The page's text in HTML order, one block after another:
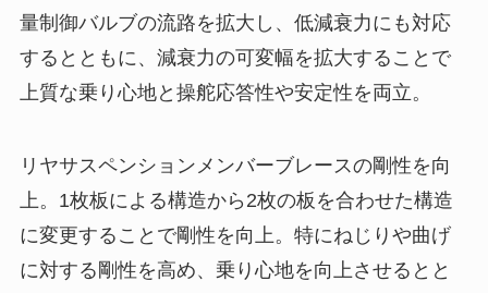
量制御バルブの流路を拡大し、低減衰力にも対応
するとともに、減衰力の可変幅を拡大することで
上質な乗り心地と操舵応答性や安定性を両立。
リヤサスペンションメンバーブレースの剛性を向
上。1枚板による構造から2枚の板を合わせた構造
に変更することで剛性を向上。特にねじりや曲げ
に対する剛性を高め、乗り心地を向上させるとと